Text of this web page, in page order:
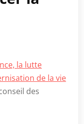
la lutte
de la vie
des